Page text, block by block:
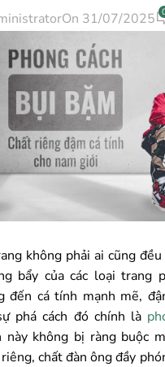
On 31/07/2025
không phải ai cũng
bẩy của các loại trang
đến cá tính mạnh mẽ,
phá cách đó chính là
này không bị ràng buộc
chất đàn ông đầy